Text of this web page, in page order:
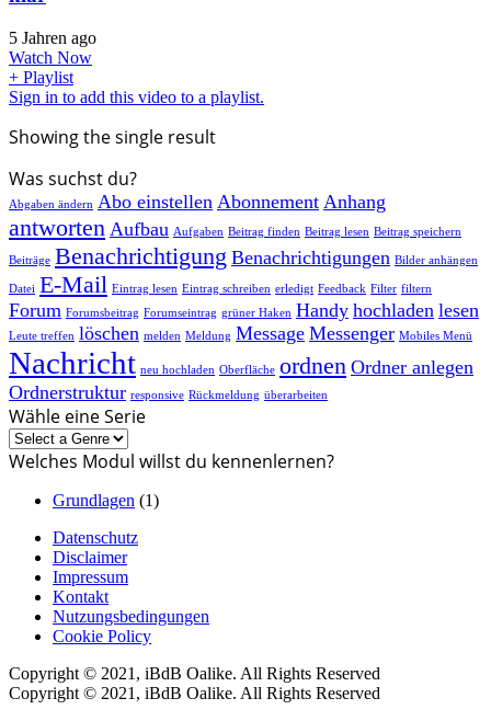
5 Jahren ago
Watch Now
+ Playlist
Sign in to add this video to a playlist.
Showing the single result
Was suchst du?
Abgaben ändern Abo einstellen Abonnement Anhang
antworten Aufbau Aufgaben Beitrag finden Beitrag lesen Beitrag speichern
Beiträge Benachrichtigung Benachrichtigungen Bilder anhängen
Datei E-Mail Eintrag lesen Eintrag schreiben erledigt Feedback Filter filtern
Forum Forumsbeitrag Forumseintrag grüner Haken Handy hochladen lesen
Leute treffen löschen melden Meldung Message Messenger Mobiles Menü
Nachricht neu hochladen Oberfläche ordnen Ordner anlegen
Ordnerstruktur responsive Rückmeldung überarbeiten
Wähle eine Serie
Welches Modul willst du kennenlernen?
Grundlagen (1)
Datenschutz
Disclaimer
Impressum
Kontakt
Nutzungsbedingungen
Cookie Policy
Copyright © 2021, iBdB Oalike. All Rights Reserved
Copyright © 2021, iBdB Oalike. All Rights Reserved